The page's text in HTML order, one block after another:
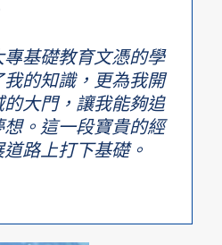
基礎教育文憑的學
的知識，更為我開
大門，讓我能夠追
。這一段寶貴的經
路上打下基礎。